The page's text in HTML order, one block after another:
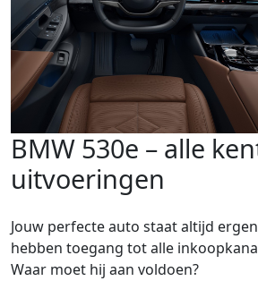
BMW 530e – alle
uitvoeringen
Jouw perfecte auto staat altijd
hebben toegang tot alle
Waar moet hij aan voldoen?